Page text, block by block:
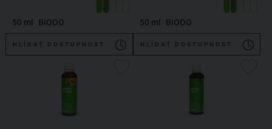
50 ml BiOOO
HLÍDAT DOSTUPNOST
50 ml BiOOO
HLÍDAT DOSTUPNOST